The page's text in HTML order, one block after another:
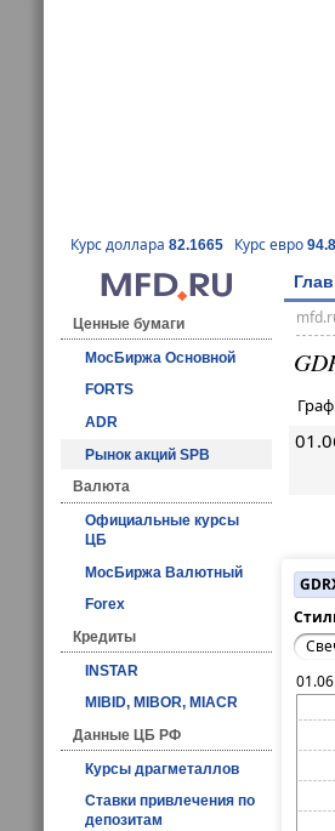
Курс доллара 82.1665 Курс евро
Ценные бумаги
МосБиржа Основной
FORTS
ADR
Рынок акций SPB
Валюта
Официальные курсы
ЦБ
МосБиржа Валютный
Forex
Кредиты
INSTAR
MIBID, MIBOR, MIACR
Данные ЦБ РФ
Курсы драгметаллов
Ставки привлечения по
депозитам